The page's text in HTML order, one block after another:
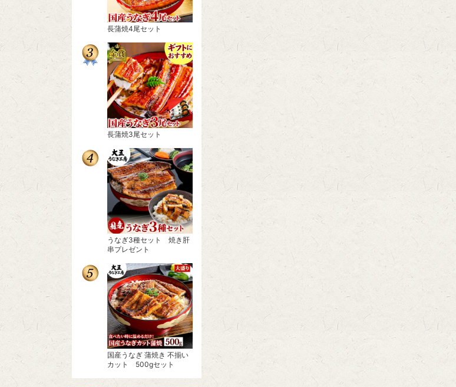
長蒲焼4尾セット
長蒲焼3尾セット
うなぎ3種セット 焼き肝
串プレゼント
国産うなぎ 蒲焼き 不揃い
カット 500gセット